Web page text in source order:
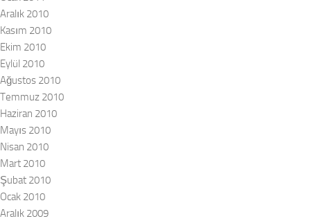
Aralık 2010
Kasım 2010
Ekim 2010
Eylül 2010
Ağustos 2010
Temmuz 2010
Haziran 2010
Mayıs 2010
Nisan 2010
Mart 2010
Şubat 2010
Ocak 2010
Aralık 2009